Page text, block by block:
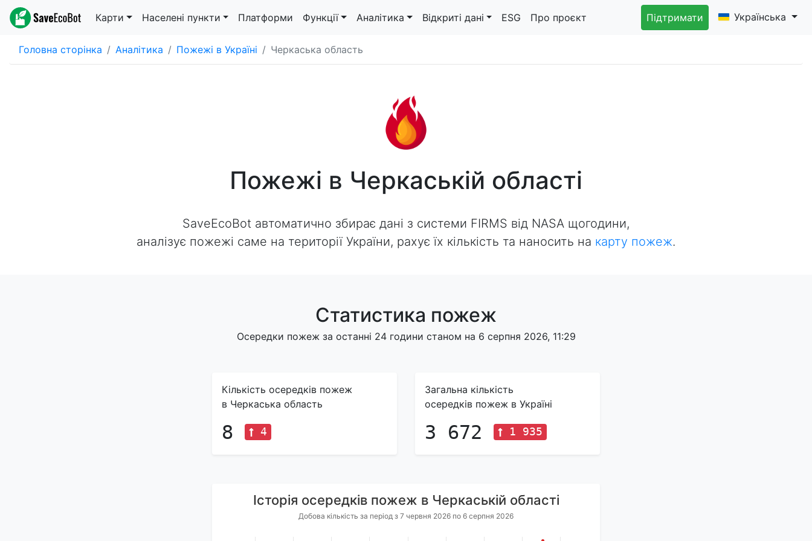
Карти Населені пункти Платформи Функції Аналітика Відкриті дані ESG Про проєкт Підтримати Українська
Головна сторінка Аналітика Пожежі в Україні Черкаська область
Пожежі в Черкаській області
SaveEcoBot автоматично збирає дані з системи FIRMS від NASA щогодини,
аналізує пожежі саме на території України, рахує їх кількість та наносить на карту пожеж.
Статистика пожеж
Осередки пожеж за останні 24 години станом на 6 серпня 2026, 11:29
Кількість осередків пожеж
в Черкаська область
8 4
Загальна кількість
осередків пожеж в Україні
3 672 1 935
Історія осередків пожеж в Черкаській області
Добова кількість за період з 7 червня 2026 по 6 серпня 2026